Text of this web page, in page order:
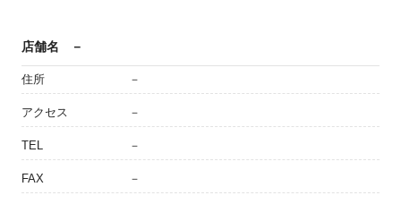
店舗名 －
住所 －
アクセス －
TEL －
FAX －